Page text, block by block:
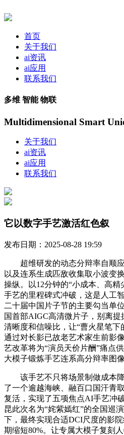
首页
关于我们
ai资讯
ai应用
联系我们
多维 智能 物联
Multidimensional Smart
关于我们
ai资讯
ai应用
联系我们
它以数字手艺激活红色叙
发布日期：2025-08-28 19:59
超维研发的动态分辩率自顺应
以及连系生成匹敌收集取小波变
操纵。以12分钟的“小成本、高
手艺的里程碑式冲破，这是人工
二十届中国片子节的主要勾当单
国首部AIGC高清微片子，别离
清晰度和信噪比，让“曹火星笔下
通过对长影已故老艺术家生前影
艺改革将为“演员天价片酬”痛点
大模子锻炼手艺连系高分辩率图
该手艺不只将场景制做成本降
了一个逾越海峡、融百口国汗青
复活，实现了五项焦点AI手艺冲
昆此次名为“姹紫嫣红”的全国巡
下，最终实现合适DCI尺度的影
期缩短80%。让专属大模子复刻